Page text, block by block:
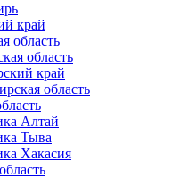
край
область
область
край
область
Алтай
Тыва
Хакасия